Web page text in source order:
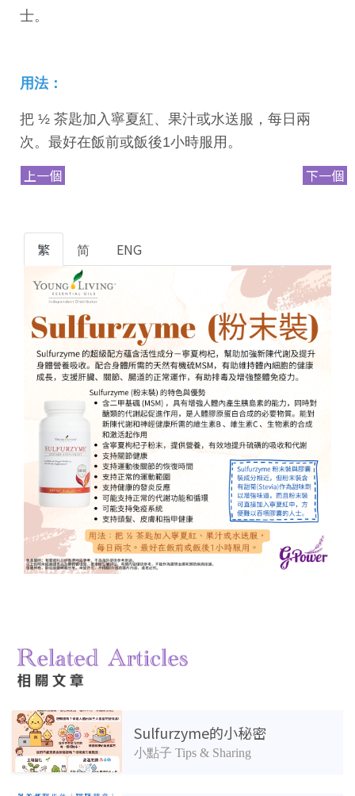
士。
用法：
把 ½ 茶匙加入寧夏紅、果汁或水送服，每日兩
次。最好在飯前或飯後1小時服用。
上一個 下一個
繁 简 ENG
Sulfurzyme的小秘密
小點子 Tips & Sharing